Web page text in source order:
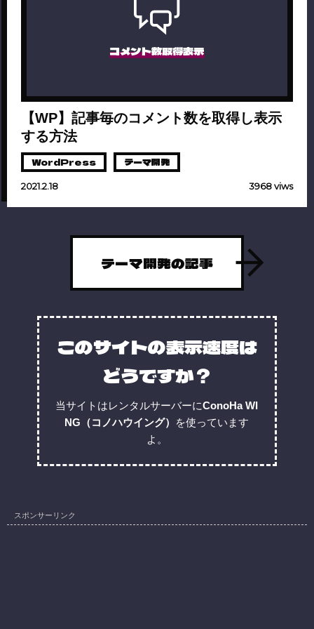
コメント数取得表示
【WP】記事毎のコメント数を取得し表示
する方法
WordPress テーマ開発
2021.2.18 3968 viws
テーマ開発の記事
このサイトの表示速度は
どうですか？
当サイトはレンタルサーバーにConoHa WI
NG（コノハウイング） を使っています
よ。